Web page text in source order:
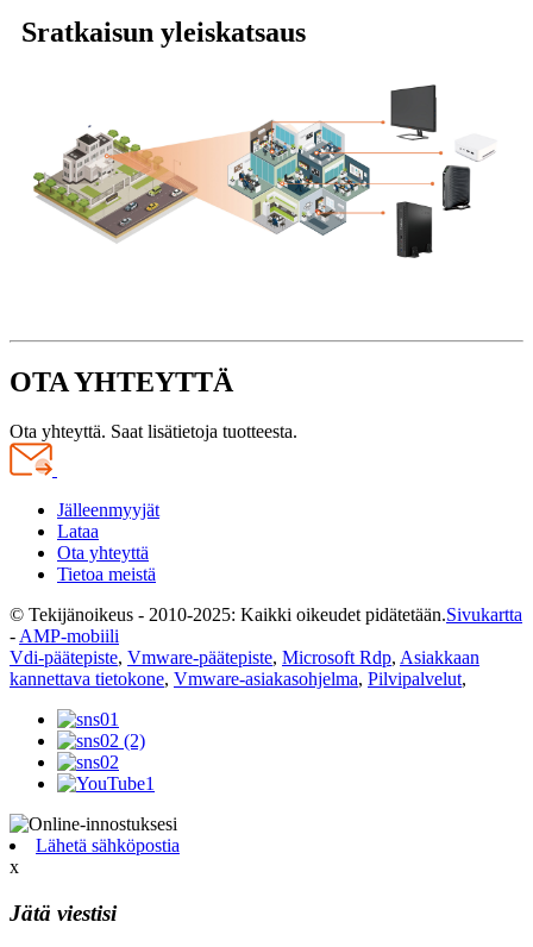
Sratkaisun yleiskatsaus
OTA YHTEYTTÄ
Ota yhteyttä. Saat lisätietoja tuotteesta.
Jälleenmyyjät
Lataa
Ota yhteyttä
Tietoa meistä
© Tekijänoikeus - 2010-2025: Kaikki oikeudet pidätetään.Sivukartta
-AMP-mobiili
Vdi-päätepiste, Vmware-päätepiste, Microsoft Rdp, Asiakkaan
kannettava tietokone, Vmware-asiakasohjelma, Pilvipalvelut,
Lähetä sähköpostia
x
Jätä viestisi